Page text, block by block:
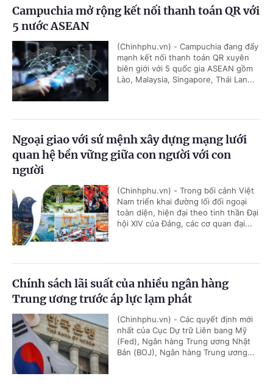
Campuchia mở rộng kết nối thanh toán QR với
5 nước ASEAN
(Chinhphu.vn) - Campuchia đang đẩy
mạnh kết nối thanh toán QR xuyên
biên giới với 5 quốc gia ASEAN gồm
Lào, Malaysia, Singapore, Thái Lan...
Ngoại giao với sứ mệnh xây dựng mạng lưới
quan hệ bền vững giữa con người với con
người
(Chinhphu.vn) - Trong bối cảnh Việt
Nam triển khai đường lối đối ngoại
toàn diện, hiện đại theo tinh thần Đại
hội XIV của Đảng, các cơ quan đại...
Chính sách lãi suất của nhiều ngân hàng
Trung ương trước áp lực lạm phát
(Chinhphu.vn) - Các quyết định mới
nhất của Cục Dự trữ Liên bang Mỹ
(Fed), Ngân hàng Trung ương Nhật
Bản (BOJ), Ngân hàng Trung ương...